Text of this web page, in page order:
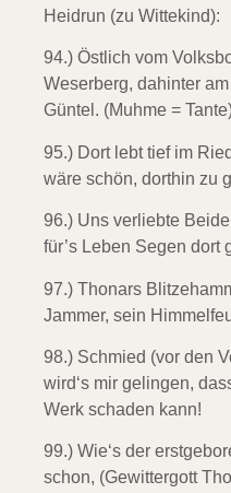
Heidrun (zu Wittekind):
94.) Östlich vom
Weserberg, dahinter
Güntel. (Muhme =
95.) Dort lebt tief im
wäre schön, dorthin zu
96.) Uns verliebte
für’s Leben Segen dort
97.) Thonars
Jammer, sein
98.) Schmied (vor den
wird‘s mir gelingen,
Werk schaden kann!
99.) Wie‘s der
schon, (Gewittergott